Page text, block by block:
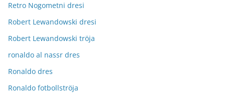
Retro Nogometni dresi
Robert Lewandowski dresi
Robert Lewandowski tröja
ronaldo al nassr dres
Ronaldo dres
Ronaldo fotbollströja